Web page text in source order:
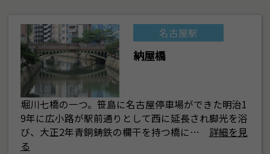
名古屋駅
納屋橋
堀川七橋の一つ。笹島に名古屋停車場ができた明治1
9年に広小路が駅前通りとして西に延長され脚光を浴
び、大正2年青銅鋳鉄の欄干を持つ橋に…
詳細を見
る